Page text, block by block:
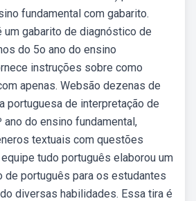
fundamental com gabarito.
um gabarito de diagnóstico de
do 5o ano do ensino
instruções sobre como
apenas. Websão dezenas de
portuguesa de interpretação de
ano do ensino fundamental,
textuais com questões
tudo português elaborou um
de português para os estudantes
diversas habilidades. Essa tira é